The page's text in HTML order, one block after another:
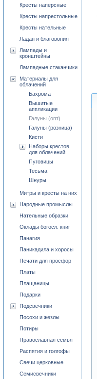
Кресты наперсные
Кресты напрестольные
Кресты нательные
Ладан и благовония
Лампады и
кронштейны
Лампадные стаканчики
Материалы для
облачений
Бахрома
Вышитые
аппликации
Галуны (опт)
Галуны (розница)
Кисти
Наборы крестов
для облачений
Пуговицы
Тесьма
Шнуры
Митры и кресты на них
Народные промыслы
Нательные образки
Оклады богосл. книг
Панагия
Паникадила и хоросы
Печати для просфор
Платы
Плащаницы
Подарки
Подсвечники
Посохи и жезлы
Потиры
Православная семья
Распятия и голгофы
Свечи церковные
Семисвечники